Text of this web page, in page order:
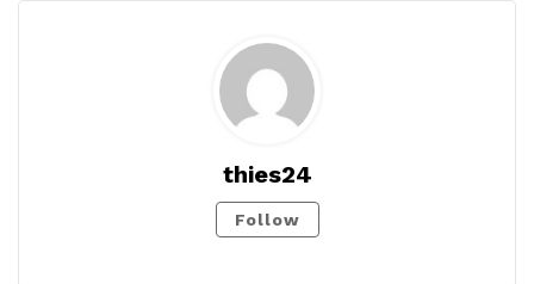
thies24
Follow